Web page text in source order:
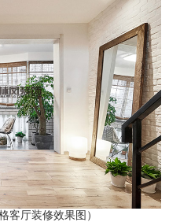
客厅装修效果图）